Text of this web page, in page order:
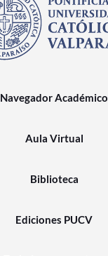
Navegador Académico
Aula Virtual
Biblioteca
Ediciones PUCV